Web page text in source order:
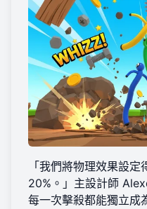
「我們將物理效果設
20%。」主設計師
每一次擊殺都能獨立成